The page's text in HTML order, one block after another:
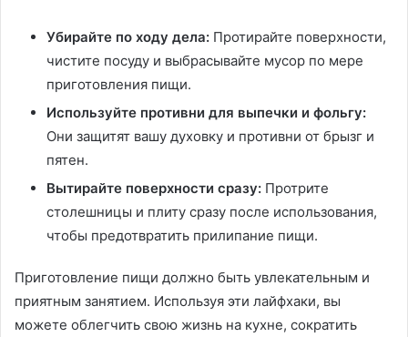
Убирайте по ходу дела: Протирайте поверхности,
чистите посуду и выбрасывайте мусор по мере
приготовления пищи.
Используйте противни для выпечки и фольгу:
Они защитят вашу духовку и противни от брызг и
пятен.
Вытирайте поверхности сразу: Протрите
столешницы и плиту сразу после использования,
чтобы предотвратить прилипание пищи.
Приготовление пищи должно быть увлекательным и
приятным занятием. Используя эти лайфхаки, вы
можете облегчить свою жизнь на кухне, сократить